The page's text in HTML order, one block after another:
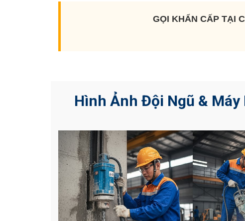
GỌI KHẨN CẤP TẠI
Hình Ảnh Đội Ngũ &